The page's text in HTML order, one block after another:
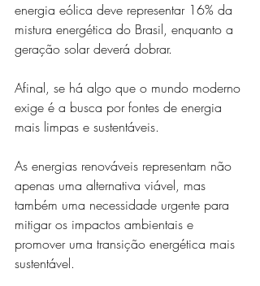
energia eólica deve representar 16% da
mistura energética do Brasil, enquanto a
geração solar deverá dobrar.
Afinal, se há algo que o mundo moderno
exige é a busca por fontes de energia
mais limpas e sustentáveis.
As energias renováveis representam não
apenas uma alternativa viável, mas
também uma necessidade urgente para
mitigar os impactos ambientais e
promover uma transição energética mais
sustentável.